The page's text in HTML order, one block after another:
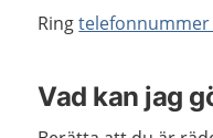
Ringtelefonnummer
Vad kan jag